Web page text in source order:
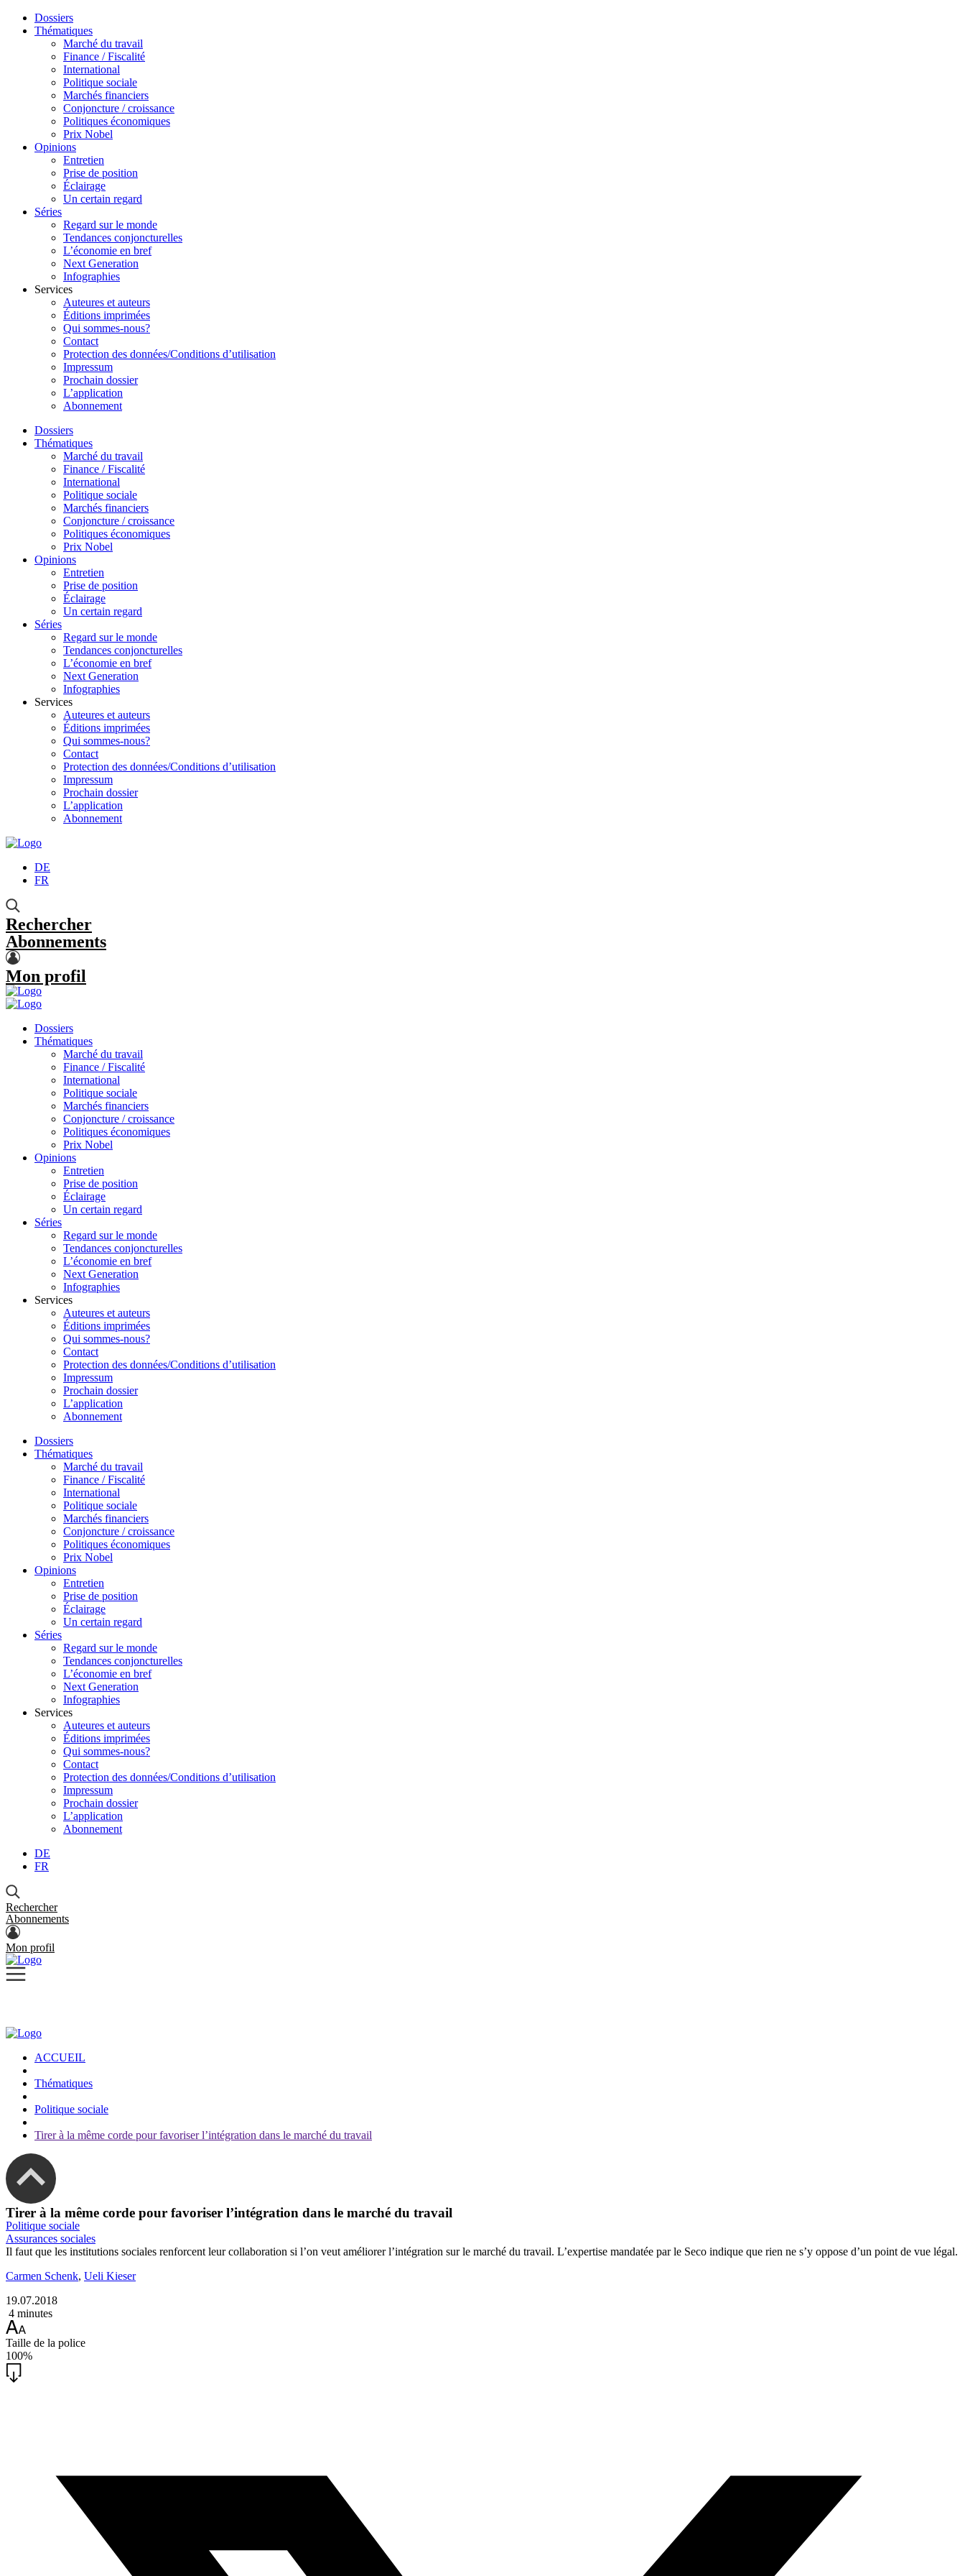
Dossiers
Thématiques
Marché du travail
Finance / Fiscalité
International
Politique sociale
Marchés financiers
Conjoncture / croissance
Politiques économiques
Prix Nobel
Opinions
Entretien
Prise de position
Éclairage
Un certain regard
Séries
Regard sur le monde
Tendances conjoncturelles
L’économie en bref
Next Generation
Infographies
Services
Auteures et auteurs
Éditions imprimées
Qui sommes-nous?
Contact
Protection des données/Conditions d’utilisation
Impressum
Prochain dossier
L’application
Abonnement
Dossiers
Thématiques
Marché du travail
Finance / Fiscalité
International
Politique sociale
Marchés financiers
Conjoncture / croissance
Politiques économiques
Prix Nobel
Opinions
Entretien
Prise de position
Éclairage
Un certain regard
Séries
Regard sur le monde
Tendances conjoncturelles
L’économie en bref
Next Generation
Infographies
Services
Auteures et auteurs
Éditions imprimées
Qui sommes-nous?
Contact
Protection des données/Conditions d’utilisation
Impressum
Prochain dossier
L’application
Abonnement
DE
FR
Rechercher
Abonnements
Mon profil
Dossiers
Thématiques
Marché du travail
Finance / Fiscalité
International
Politique sociale
Marchés financiers
Conjoncture / croissance
Politiques économiques
Prix Nobel
Opinions
Entretien
Prise de position
Éclairage
Un certain regard
Séries
Regard sur le monde
Tendances conjoncturelles
L’économie en bref
Next Generation
Infographies
Services
Auteures et auteurs
Éditions imprimées
Qui sommes-nous?
Contact
Protection des données/Conditions d’utilisation
Impressum
Prochain dossier
L’application
Abonnement
Dossiers
Thématiques
Marché du travail
Finance / Fiscalité
International
Politique sociale
Marchés financiers
Conjoncture / croissance
Politiques économiques
Prix Nobel
Opinions
Entretien
Prise de position
Éclairage
Un certain regard
Séries
Regard sur le monde
Tendances conjoncturelles
L’économie en bref
Next Generation
Infographies
Services
Auteures et auteurs
Éditions imprimées
Qui sommes-nous?
Contact
Protection des données/Conditions d’utilisation
Impressum
Prochain dossier
L’application
Abonnement
DE
FR
Rechercher
Abonnements
Mon profil
ACCUEIL
Thématiques
Politique sociale
Tirer à la même corde pour favoriser l’intégration dans le marché du travail
Tirer à la même corde pour favoriser l’intégration dans le marché du travail
Politique sociale
Assurances sociales
Il faut que les institutions sociales renforcent leur collaboration si l’on veut améliorer l’intégration sur le marché du travail. L’expertise mandatée par le Seco indique que rien ne s’y oppose d’un point de vue légal.
Carmen Schenk, Ueli Kieser
19.07.2018
4 minutes
Taille de la police
100%